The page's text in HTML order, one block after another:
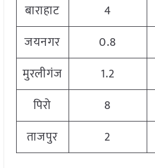
बाराहाट
4
जयनगर
0.8
मुरलीगंज
1.2
पिरो
8
ताजपुर
2